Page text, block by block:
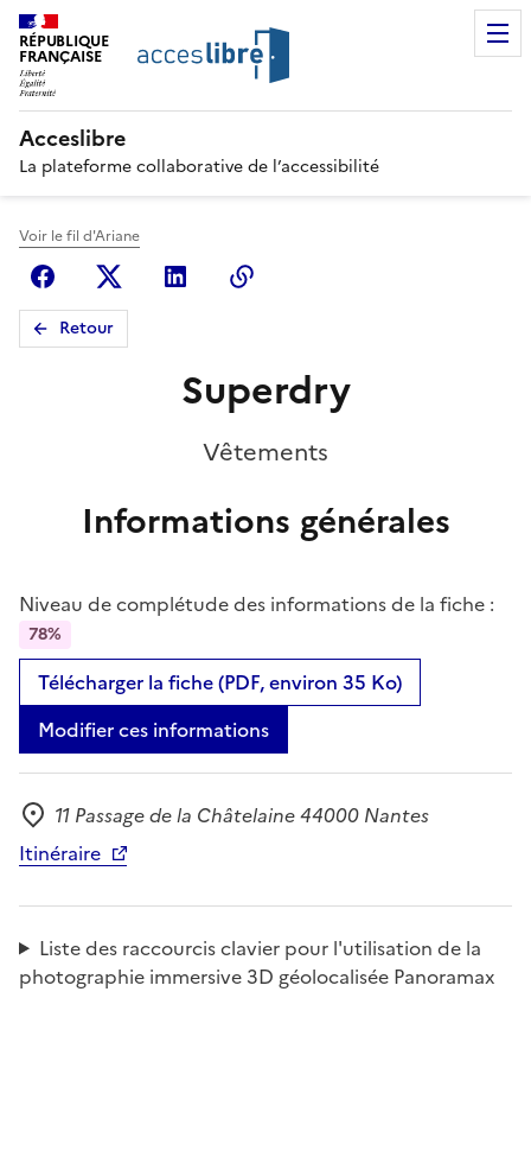
RÉPUBLIQUE
FRANÇAISE
Acceslibre
La plateforme collaborative de l’accessibilité
Voir le fil d'Ariane
FacebookX (anciennement Twitter)
Linkedin
Retour
Superdry
Vêtements
Informations générales
Niveau de complétude des informations de la fiche :
78%
Télécharger la fiche (PDF, environ 35 Ko)
Modifier ces informations
Adresse
11 Passage de la Châtelaine 44000 Nantes
Itinéraire
Liste des raccourcis clavier pour l'utilisation de la
photographie immersive 3D géolocalisée Panoramax